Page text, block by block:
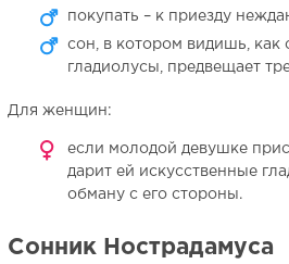
покупать – к приезду
сон, в котором видишь, как
гладиолусы, предвещает
Для женщин:
если молодой девушке
дарит ей искусственные
обману с его стороны.
Сонник Нострадамуса